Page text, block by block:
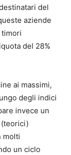
del
aziende
timori
del 28%
ai massimi,
degli indici
invece un
molti
un ciclo